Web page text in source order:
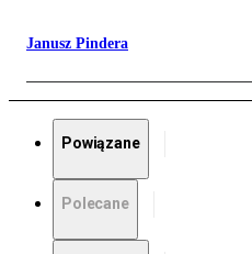
Janusz Pindera
Powiązane
Polecane